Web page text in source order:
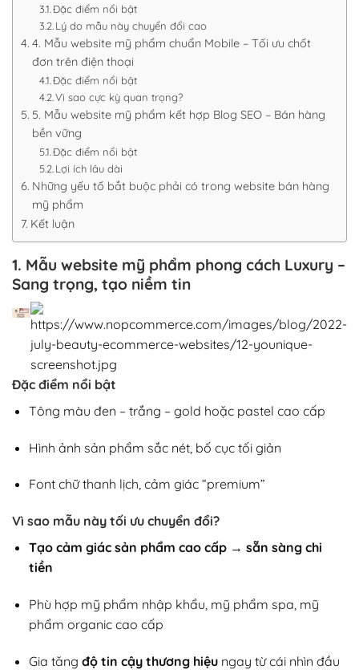
Đặc điểm nổi bật
Lý do mẫu này chuyển đổi cao
4. Mẫu website mỹ phẩm chuẩn Mobile – Tối ưu chốt
đơn trên điện thoại
Đặc điểm nổi bật
Vì sao cực kỳ quan trọng?
5. Mẫu website mỹ phẩm kết hợp Blog SEO – Bán hàng
bền vững
Đặc điểm nổi bật
Lợi ích lâu dài
Những yếu tố bắt buộc phải có trong website bán hàng
mỹ phẩm
Kết luận
1. Mẫu website mỹ phẩm phong cách Luxury –
Sang trọng, tạo niềm tin
Đặc điểm nổi bật
Tông màu đen – trắng – gold hoặc pastel cao cấp
Hình ảnh sản phẩm sắc nét, bố cục tối giản
Font chữ thanh lịch, cảm giác “premium”
Vì sao mẫu này tối ưu chuyển đổi?
Tạo cảm giác sản phẩm cao cấp → sẵn sàng chi
tiền
Phù hợp mỹ phẩm nhập khẩu, mỹ phẩm spa, mỹ
phẩm organic cao cấp
Gia tăng độ tin cậy thương hiệungay từ cái nhìn đầu